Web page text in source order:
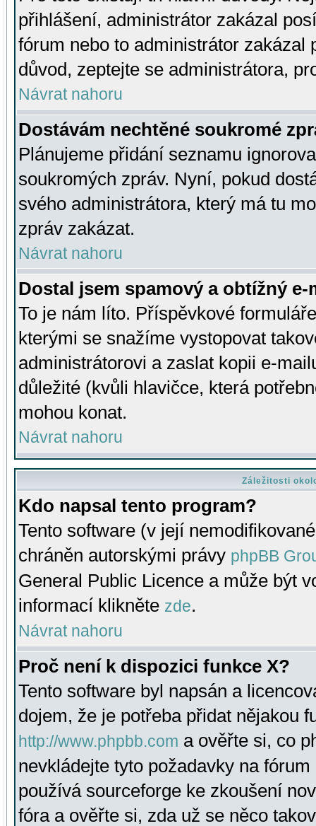
přihlášení, administrátor zakázal
fórum nebo to administrátor zakázal
důvod, zeptejte se administrátora,
Návrat nahoru
Dostávám nechtěné soukromé
Plánujeme přidání seznamu
soukromých zpráv. Nyní, pokud
svého administrátora, který má tu
zpráv zakázat.
Návrat nahoru
Dostal jsem spamový a obtížný
To je nám líto. Příspěvkové
kterými se snažíme vystopovat
administrátorovi a zaslat kopii e-
důležité (kvůli hlavičce, která
mohou konat.
Návrat nahoru
Záležitosti
Kdo napsal tento program?
Tento software (v její
chráněn autorskými právy phpBB
General Public Licence a může být
informací klikněte zde.
Návrat nahoru
Proč není k dispozici funkce X?
Tento software byl napsán a
dojem, že je potřeba přidat nějakou
http://www.phpbb.com a ověřte si, co
nevkládejte tyto požadavky na
používá sourceforge ke zkoušení
fóra a ověřte si, zda už se něco